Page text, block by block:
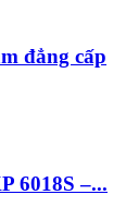
đẳng cấp
6018S –...